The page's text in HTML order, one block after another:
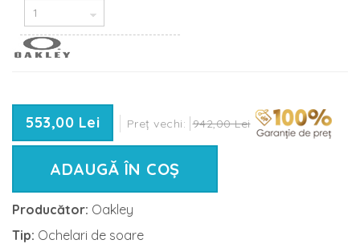
553,00 Lei Preț vechi: 942,00 Lei
ADAUGĂ ÎN COȘ
Producător: Oakley
Tip: Ochelari de soare